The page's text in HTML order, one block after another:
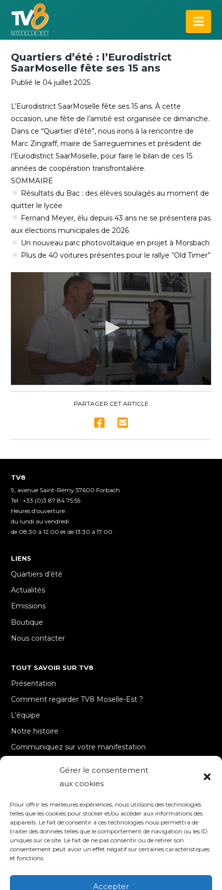
Gérer le consentement
aux cookies
Pour offrir les meilleures expériences, nous utilisons des technologies
telles que les cookies pour stocker et/ou accéder aux informations des
appareils. Le fait de consentir à ces technologies nous permettra de
traiter des données telles que le comportement de navigation ou les ID
uniques sur ce site. Le fait de ne pas consentir ou de retirer son
consentement peut avoir un effet négatif sur certaines caractéristiques
et fonctions.
Accepter
Quartiers d’été : l’Eurodistrict
SaarMoselle fête ses 15 ans
Publié le 04 juillet 2025
L’Eurodistrict SaarMoselle fête ses 15 ans. À cette
occasion, une fête de l’amitié est organisée ce dimanche.
Dans ce “Quartier d’été”, nous irons à la rencontre de
Marc Zingraff, maire de Sarreguemines et président de
l’Eurodistrict SaarMoselle, pour faire le bilan de ces 15
années de coopération transfrontalière.
SOMMAIRE
Résultats du Bac : des élèves soulagés au moment de
quitter le lycée
Fernand Meyer, élu depuis 43 ans ne se présentera pas
aux élections municipales de 2026
Un nouveau parc photovoltaïque en projet à Morsbach
Plus de 40 voitures présentes pour le rallye “Old Timer”
PARTAGER CET ARTICLE
TV8
9, avenue Saint-Rémy 57600 Forbach
Tel : +33 (0)3 87 84 75 55
Heures d'ouverture :
du lundi au vendredi
de 08:30 à 12:00 et de 13:30 à 17:00
LIENS
Quartiers d’été
Actualités
Emissions
Boutique
Nous contacter
TOUT SAVOIR SUR TV8
Présentation
Comment regarder TV8 Moselle-Est ?
L’équipe
Notre histoire
Communiquez sur votre manifestation
Contact
Mentions Légales / Crédits
Politique de cookies (UE)
Politique de confidentialité – RGPD